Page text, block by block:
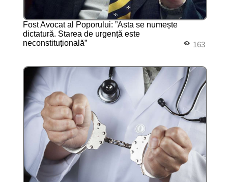
Fost Avocat al Poporului: ”Asta se numește
dictatură. Starea de urgență este
neconstituțională”
163